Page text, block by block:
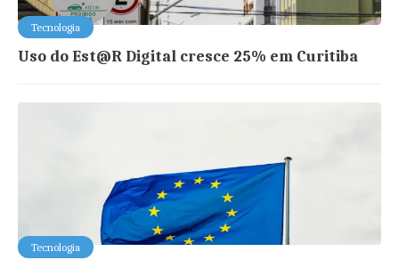
Tecnologia
Uso do Est@R Digital cresce 25% em Curitiba
Tecnologia